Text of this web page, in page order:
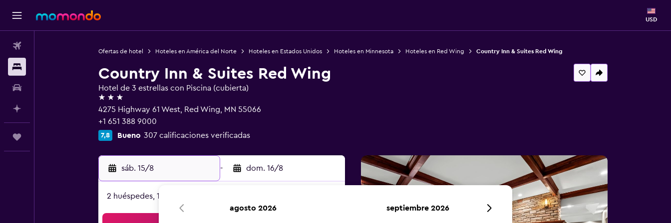
USD
Ofertas de hotel Hoteles en América del Norte Hoteles en Estados Unidos Hoteles en Minnesota Hoteles en Red Wing Country Inn & Suites Red Wing
Country Inn & Suites Red Wing
Hotel de 3 estrellas con Piscina (cubierta)
3 estrellas
4275 Highway 61 West, Red Wing, MN 55066
+1 651 388 9000
7,8 Bueno 307 calificaciones verificadas
sáb. 15/8 - dom. 16/8
2 huéspedes, 1 habitación
agosto 2026 septiembre 2026